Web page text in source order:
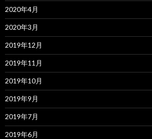
2020年4月
2020年3月
2019年12月
2019年11月
2019年10月
2019年9月
2019年7月
2019年6月